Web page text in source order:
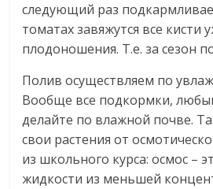
следующий раз
томатах завяжутся все кисти
плодоношения. Т.е. за сезон
Полив осуществляем по
Вообще все подкормки,
делайте по влажной почве.
свои растения от
из школьного курса: осмос –
жидкости из меньшей